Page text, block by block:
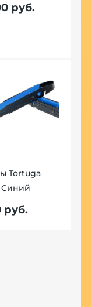
руб.
Tortuga
Синий
руб.